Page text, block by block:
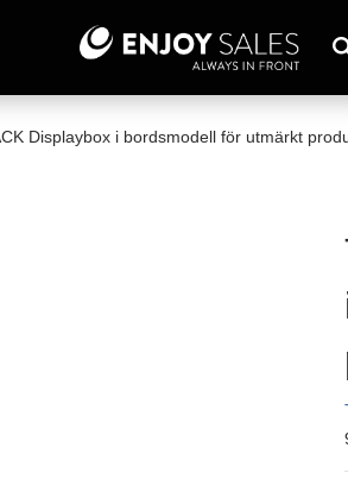
Displaybox i bordsmodell för utmärkt